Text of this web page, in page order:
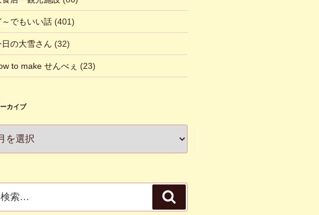
～でもいい話(401)
日の大雪さん (32)
to make せんべぇ (23)
カイブ
:
索